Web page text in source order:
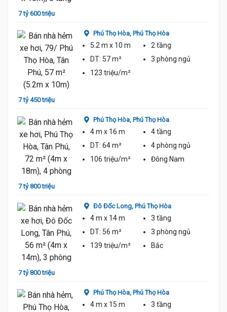
7 tỷ 600 triệu
7 tỷ 450 triệu
Phú Thọ Hòa, Phú Thọ Hòa
5.2 m x 10 m
2 tầng
DT: 57 m² 3 phòng ngủ
123 triệu/m²
7 tỷ 800 triệu
Phú Thọ Hòa, Phú Thọ Hòa
4 m x 16 m
4 tầng
DT: 64 m² 4 phòng ngủ
106 triệu/m²
Đông Nam
7 tỷ 800 triệu
Đô Đốc Long, Phú Thọ Hòa
4 m x 14 m
3 tầng
DT: 56 m² 3 phòng ngủ
139 triệu/m²
Bắc
Phú Thọ Hòa, Phú Thọ Hòa
4 m x 15 m
3 tầng